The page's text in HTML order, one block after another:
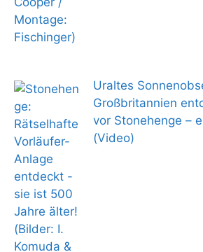
Uraltes
Großbritannien
vor Stonehenge –
(Video)